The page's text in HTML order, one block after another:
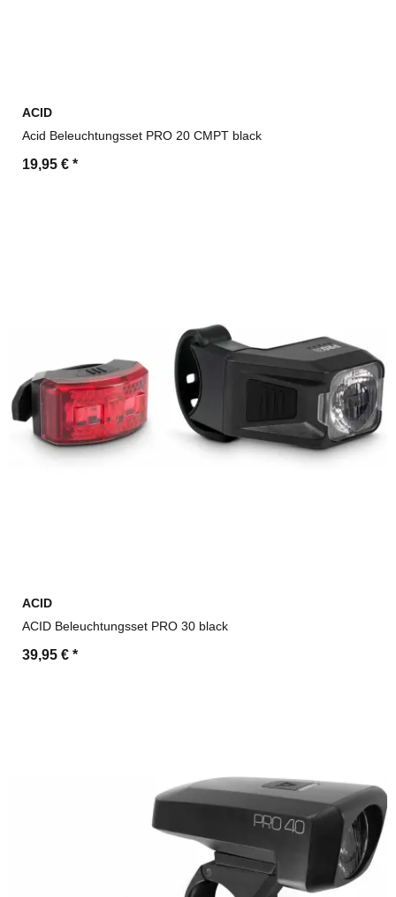
ACID
Acid Beleuchtungsset PRO 20 CMPT black
19,95 € *
ACID
ACID Beleuchtungsset PRO 30 black
39,95 € *